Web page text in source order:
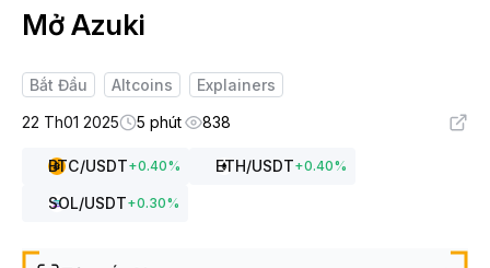
Mở Azuki
Bắt Đầu Altcoins
Explainers
22 Th01 2025
5 phút 838
BTC/USDT+0.40% ETH/USDT+0.40%
SOL/USDT+0.30%